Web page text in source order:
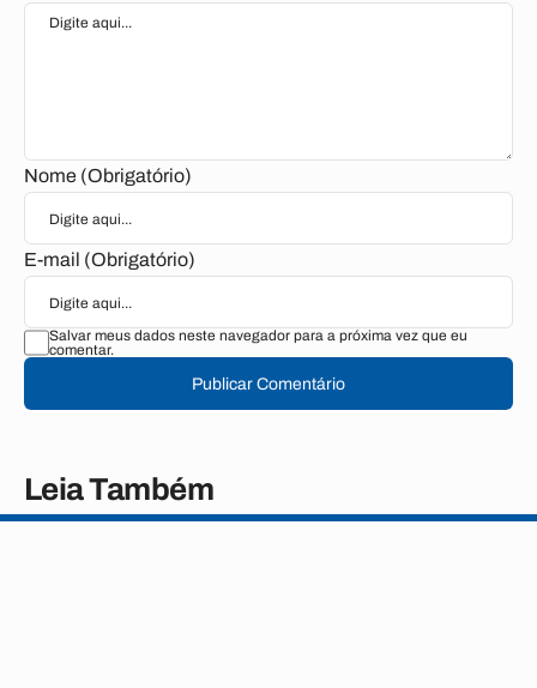
Nome (Obrigatório)
E-mail (Obrigatório)
Salvar meus dados neste navegador para a próxima vez que eu
comentar.
Publicar Comentário
Leia Também